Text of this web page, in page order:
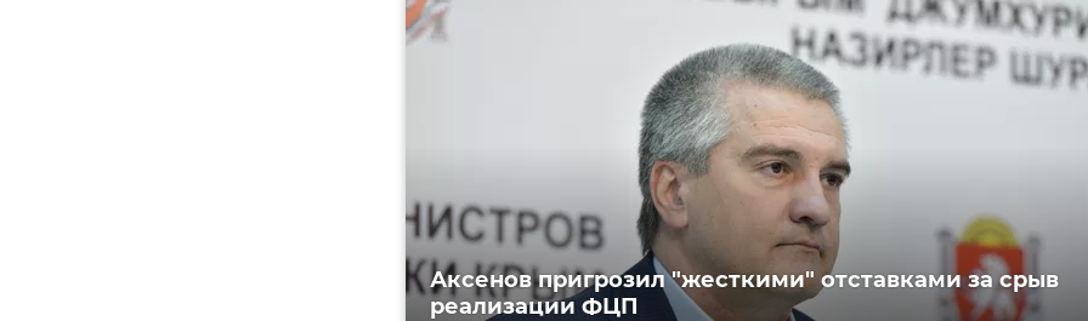
Аксенов пригрозил "жесткими" отставками за срыв
реализации ФЦП